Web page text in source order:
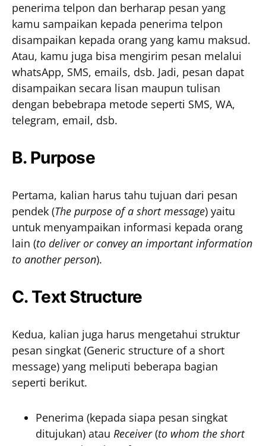
penerima telpon dan berharap pesan yang
kamu sampaikan kepada penerima telpon
disampaikan kepada orang yang kamu maksud.
Atau, kamu juga bisa mengirim pesan melalui
whatsApp, SMS, emails, dsb. Jadi, pesan dapat
disampaikan secara lisan maupun tulisan
dengan bebebrapa metode seperti SMS, WA,
telegram, email, dsb.
B. Purpose
Pertama, kalian harus tahu tujuan dari pesan
pendek (The purpose of a short message) yaitu
untuk menyampaikan informasi kepada orang
lain (to deliver or convey an important information
to another person).
C. Text Structure
Kedua, kalian juga harus mengetahui struktur
pesan singkat (Generic structure of a short
message) yang meliputi beberapa bagian
seperti berikut.
Penerima (kepada siapa pesan singkat
ditujukan) atau Receiver(to whom the short